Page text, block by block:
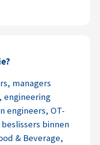
managers
engineering
engineers, OT-
binnen
& Beverage,